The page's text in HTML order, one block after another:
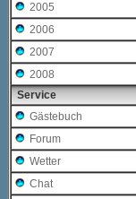
2005
2006
2007
2008
Service
Gästebuch
Forum
Wetter
Chat